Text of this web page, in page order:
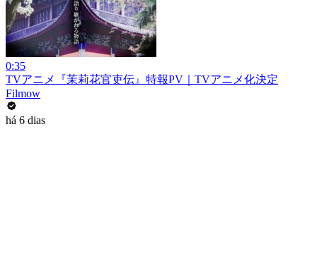
0:35
TVアニメ『茉莉花官吏伝』特報PV｜TVアニメ化決定
Filmow
há 6 dias